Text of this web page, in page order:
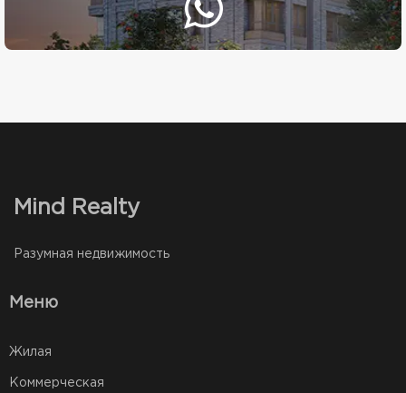
Mind Realty
Разумная недвижимость
Меню
Жилая
Коммерческая